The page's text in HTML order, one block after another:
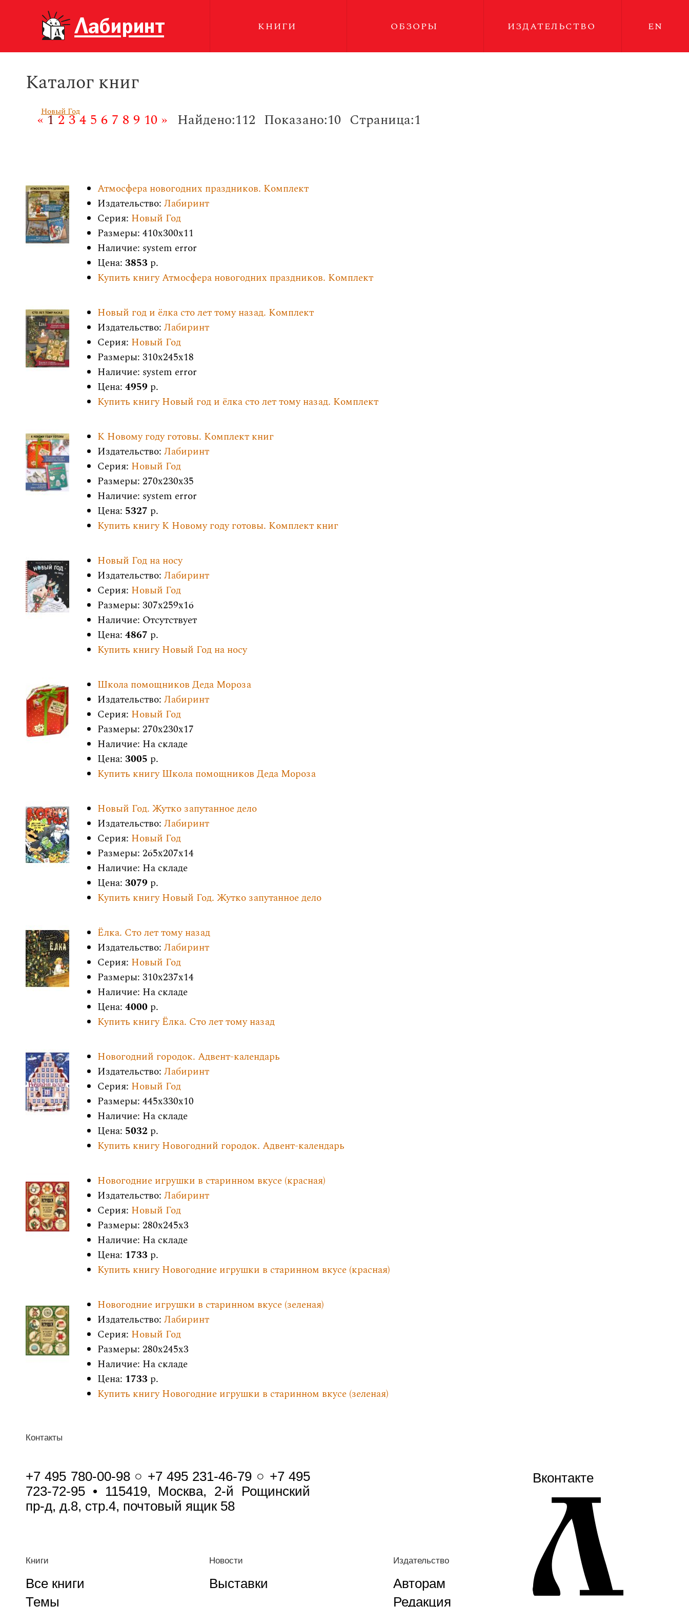
КНИГИ ОБЗОРЫ ИЗДАТЕЛЬСТВО EN
Каталог книг
Новый Год Найдено:112 Показано:10 Страница:1
« 1 2 3 4 5 6 7 8 9 10 »
Атмосфера новогодних праздников. Комплект
Издательство: Лабиринт
Серия: Новый Год
Размеры: 410x300x11
Наличие: system error
Цена: 3853 р.
Купить книгу Атмосфера новогодних праздников. Комплект
Новый год и ёлка сто лет тому назад. Комплект
Издательство: Лабиринт
Серия: Новый Год
Размеры: 310x245x18
Наличие: system error
Цена: 4959 р.
Купить книгу Новый год и ёлка сто лет тому назад. Комплект
К Новому году готовы. Комплект книг
Издательство: Лабиринт
Серия: Новый Год
Размеры: 270x230x35
Наличие: system error
Цена: 5327 р.
Купить книгу К Новому году готовы. Комплект книг
Новый Год на носу
Издательство: Лабиринт
Серия: Новый Год
Размеры: 307x259x16
Наличие: Отсутствует
Цена: 4867 р.
Купить книгу Новый Год на носу
Школа помощников Деда Мороза
Издательство: Лабиринт
Серия: Новый Год
Размеры: 270x230x17
Наличие: На складе
Цена: 3005 р.
Купить книгу Школа помощников Деда Мороза
Новый Год. Жутко запутанное дело
Издательство: Лабиринт
Серия: Новый Год
Размеры: 265x207x14
Наличие: На складе
Цена: 3079 р.
Купить книгу Новый Год. Жутко запутанное дело
Ёлка. Сто лет тому назад
Издательство: Лабиринт
Серия: Новый Год
Размеры: 310x237x14
Наличие: На складе
Цена: 4000 р.
Купить книгу Ёлка. Сто лет тому назад
Новогодний городок. Адвент-календарь
Издательство: Лабиринт
Серия: Новый Год
Размеры: 445x330x10
Наличие: На складе
Цена: 5032 р.
Купить книгу Новогодний городок. Адвент-календарь
Новогодние игрушки в старинном вкусе (красная)
Издательство: Лабиринт
Серия: Новый Год
Размеры: 280x245x3
Наличие: На складе
Цена: 1733 р.
Купить книгу Новогодние игрушки в старинном вкусе (красная)
Новогодние игрушки в старинном вкусе (зеленая)
Издательство: Лабиринт
Серия: Новый Год
Размеры: 280x245x3
Наличие: На складе
Цена: 1733 р.
Купить книгу Новогодние игрушки в старинном вкусе (зеленая)
Контакты
+7 495 780-00-98 ○ +7 495 231-46-79 ○ +7 495
723-72-95 • 115419, Москва, 2-й Рощинский
пр-д, д.8, стр.4, почтовый ящик 58
Книги
Все книги
Темы
Новости
Выставки
Издательство
Авторам
Редакция
Вконтакте